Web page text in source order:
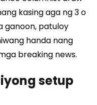
kasing aga ng 3 o
ganoon, patuloy
handa nang
breaking news.
setup